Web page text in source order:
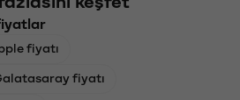
fiyatı
fiyatı